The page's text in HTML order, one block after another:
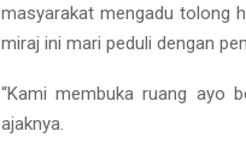
masyarakat mengadu tolong
miraj ini mari peduli dengan
“Kami membuka ruang ayo
ajaknya.